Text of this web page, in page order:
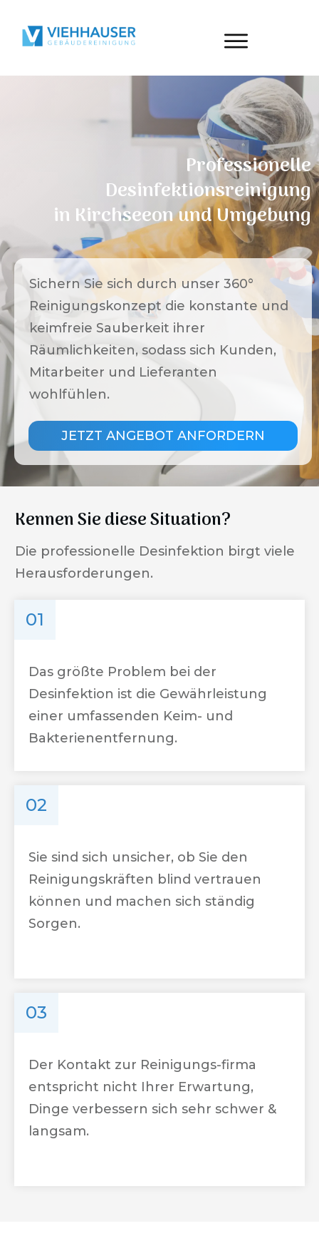
Professionelle
Desinfektionsreinigung
in Kirchseeonund Umgebung
Sichern Sie sich durch unser 360°
Reinigungskonzept die konstante und
keimfreie Sauberkeit ihrer
Räumlichkeiten, sodass sich Kunden,
Mitarbeiter und Lieferanten
wohlfühlen.
JETZT ANGEBOT ANFORDERN
Kennen Sie diese Situation?
Die professionelle Desinfektion birgt viele
Herausforderungen.
01
Das größte Problem bei der
Desinfektion ist die Gewährleistung
einer umfassenden Keim- und
Bakterienentfernung.
02
Sie sind sich unsicher, ob Sie den
Reinigungskräften blind vertrauen
können und machen sich ständig
Sorgen.
03
Der Kontakt zur Reinigungs-firma
entspricht nicht Ihrer Erwartung,
Dinge verbessern sich sehr schwer &
langsam.